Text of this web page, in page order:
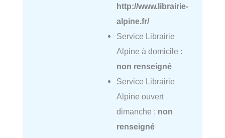
http://www.librairie-
alpine.fr/
Service Librairie
Alpine à domicile :
non renseigné
Service Librairie
Alpine ouvert
dimanche : non
renseigné